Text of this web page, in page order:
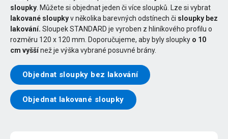
sloupky . Můžete si objednat jeden či více sloupků. Lze si vybrat
lakované sloupkyv několika barevných odstínech či sloupky bez
lakování. Sloupek STANDARD je vyroben z hliníkového profilu o
rozměru 120 x 120 mm. Doporučujeme, aby byly sloupky o 10
cm vyššínež je výška vybrané posuvné brány.
Objednat sloupky bez lakování
Objednat lakované sloupky